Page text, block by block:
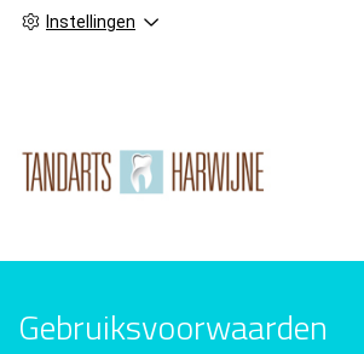
Instellingen
Gebruiksvoorwaarden